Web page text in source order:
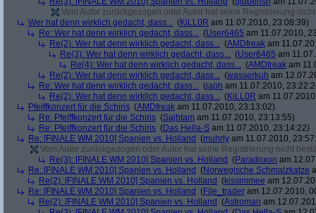
Vom Autor zurückgezogen oder Autor hat seine Registrierung
Wer hat denn wirklich gedacht, dass... (KiLL0R am 11.07.2010, 23:08:39)
Re: Wer hat denn wirklich gedacht, dass... (User6465 am 11.07.2010,
Re(2): Wer hat denn wirklich gedacht, dass... (AMDfreak am
Re(3): Wer hat denn wirklich gedacht, dass... (User6465 am
Re(4): Wer hat denn wirklich gedacht, dass... (AMDfreak am
Re(2): Wer hat denn wirklich gedacht, dass... (wasserkuh am
Re: Wer hat denn wirklich gedacht, dass... (japh am 11.07.2010,
Re(2): Wer hat denn wirklich gedacht, dass... (KiLL0R am
Pfeiffkonzert für die Schiris (AMDfreak am 11.07.2010, 23:13:02)
Re: Pfeiffkonzert für die Schiris (Sajhtam am 11.07.2010, 23:13:55)
Re: Pfeiffkonzert für die Schiris (Das Hella-S am 11.07.2010, 23:14:22)
Re: [FINALE WM 2010] Spanien vs. Holland (muhrly am 11.07.2010,
Vom Autor zurückgezogen oder Autor hat seine Registrierung nicht
Re(3): [FINALE WM 2010] Spanien vs. Holland (Paradoxon am
Re: [FINALE WM 2010] Spanien vs. Holland (Norwegische Schmalzkatze
Re(2): [FINALE WM 2010] Spanien vs. Holland (kissimmee am
Re: [FINALE WM 2010] Spanien vs. Holland (File_trader am 12.07.2010,
Re(2): [FINALE WM 2010] Spanien vs. Holland (Astroman am